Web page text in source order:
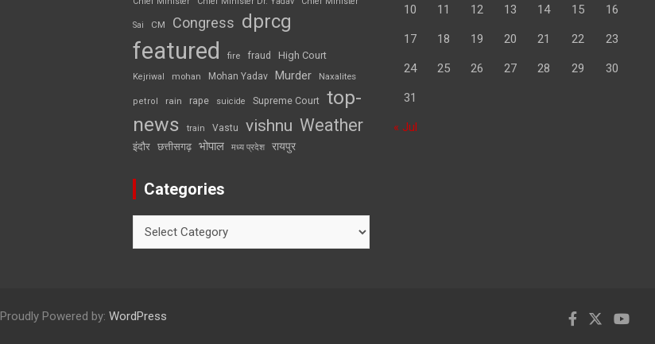
Sai CM Congress dprcg
featured fire fraud High Court
Kejriwal mohan Mohan Yadav Murder Naxalites
petrol rain rape suicide Supreme Court top-
news
train Vastu vishnu Weather
इंदौर छत्तीसगढ़ भोपाल मध्य प्रदेश रायपुर
Categories
10 11 12 13 14 15 16
17 18 19 20 21 22 23
24 25 26 27 28 29 30
31
« Jul
Proudly Powered by: WordPress